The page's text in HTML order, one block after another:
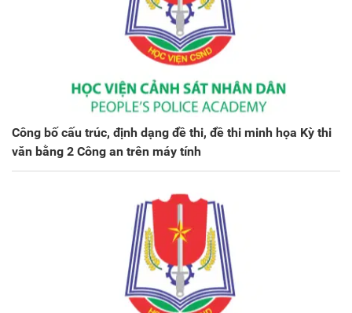
Công bố cấu trúc, định dạng đề thi, đề thi minh họa Kỳ thi
văn bằng 2 Công an trên máy tính